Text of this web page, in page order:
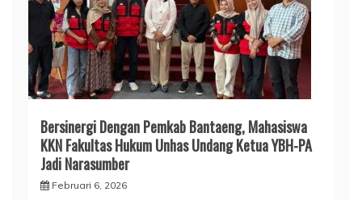
Bersinergi Dengan Pemkab Bantaeng, Mahasiswa
KKN Fakultas Hukum Unhas Undang Ketua YBH-PA
Jadi Narasumber
Februari 6, 2026